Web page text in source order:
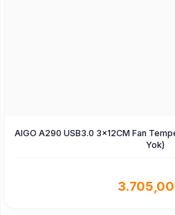
AIGO A290 USB3.0 3×12CM Fan
Yok)
3.705,00